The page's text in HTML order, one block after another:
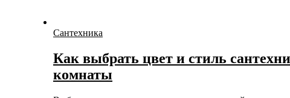
Сантехника
Как выбрать цвет и стиль
комнаты